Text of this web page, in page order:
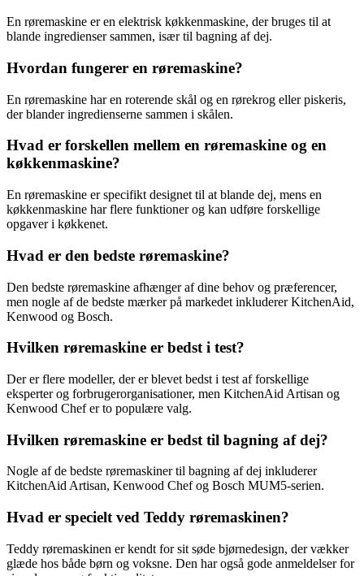
En røremaskine er en elektrisk køkkenmaskine, der bruges til at
blande ingredienser sammen, især til bagning af dej.
Hvordan fungerer en røremaskine?
En røremaskine har en roterende skål og en rørekrog eller piskeris,
der blander ingredienserne sammen i skålen.
Hvad er forskellen mellem en røremaskine og en
køkkenmaskine?
En røremaskine er specifikt designet til at blande dej, mens en
køkkenmaskine har flere funktioner og kan udføre forskellige
opgaver i køkkenet.
Hvad er den bedste røremaskine?
Den bedste røremaskine afhænger af dine behov og præferencer,
men nogle af de bedste mærker på markedet inkluderer KitchenAid,
Kenwood og Bosch.
Hvilken røremaskine er bedst i test?
Der er flere modeller, der er blevet bedst i test af forskellige
eksperter og forbrugerorganisationer, men KitchenAid Artisan og
Kenwood Chef er to populære valg.
Hvilken røremaskine er bedst til bagning af dej?
Nogle af de bedste røremaskiner til bagning af dej inkluderer
KitchenAid Artisan, Kenwood Chef og Bosch MUM5-serien.
Hvad er specielt ved Teddy røremaskinen?
Teddy røremaskinen er kendt for sit søde bjørnedesign, der vækker
glæde hos både børn og voksne. Den har også gode anmeldelser for